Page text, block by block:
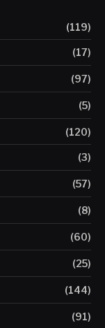
(119)
(17)
(97)
(5)
(120)
(3)
(57)
(8)
(60)
(25)
(144)
(91)